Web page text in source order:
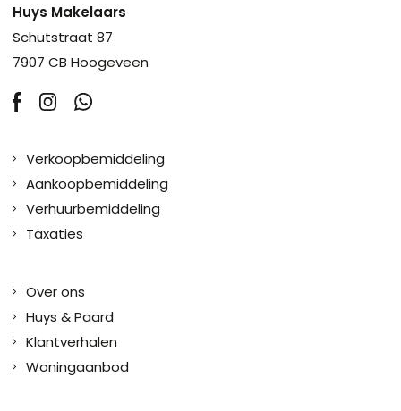
Huys Makelaars
Schutstraat 87
7907 CB Hoogeveen
Verkoopbemiddeling
Aankoopbemiddeling
Verhuurbemiddeling
Taxaties
Over ons
Huys & Paard
Klantverhalen
Woningaanbod